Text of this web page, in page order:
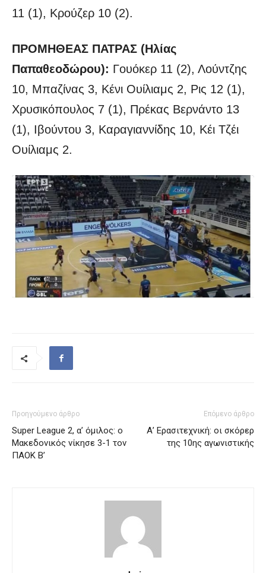
11 (1), Κρούζερ 10 (2).
ΠΡΟΜΗΘΕΑΣ ΠΑΤΡΑΣ (Ηλίας
Παπαθεοδώρου): Γουόκερ 11 (2), Λούντζης
10, Μπαζίνας 3, Κένι Ουίλιαμς 2, Ρις 12 (1),
Χρυσικόπουλος 7 (1), Πρέκας Βερνάντο 13
(1), Ιβούντου 3, Καραγιαννίδης 10, Κέι Τζέι
Ουίλιαμς 2.
Προηγούμενο άρθρο
Super League 2, α’ όμιλος: ο
Μακεδονικός νίκησε 3-1 τον
ΠΑΟΚ Β’
Επόμενο άρθρο
Α’ Ερασιτεχνική: οι σκόρερ
της 10ης αγωνιστικής